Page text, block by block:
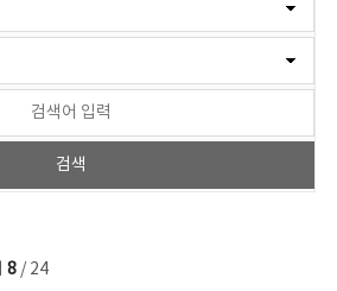
8/ 24